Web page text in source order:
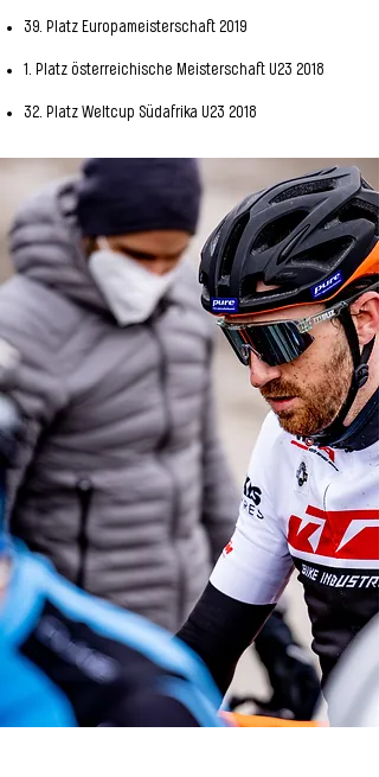
39. Platz Europameisterschaft 2019
1. Platz österreichische Meisterschaft U23 2018
32. Platz Weltcup Südafrika U23 2018